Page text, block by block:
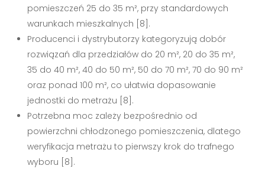
pomieszczeń 25 do 35 m², przy standardowych
warunkach mieszkalnych [8] .
Producenci i dystrybutorzy kategoryzują dobór
rozwiązań dla przedziałów do 20 m², 20 do 35 m²,
35 do 40 m², 40 do 50 m², 50 do 70 m², 70 do 90 m²
oraz ponad 100 m², co ułatwia dopasowanie
jednostki do metrażu [8] .
Potrzebna moc zależy bezpośrednio od
powierzchni chłodzonego pomieszczenia, dlatego
weryfikacja metrażu to pierwszy krok do trafnego
wyboru [8] .